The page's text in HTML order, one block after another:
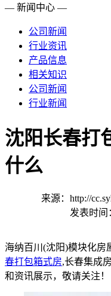
— 新闻中心 —
公司新闻
行业资讯
产品信息
相关知识
公司新闻
行业新闻
沈阳长春打
什么
来源：http://
发表时间
海纳百川(沈阳)模块化房
春打包箱式房,长春集成
和资讯展示，敬请关注！